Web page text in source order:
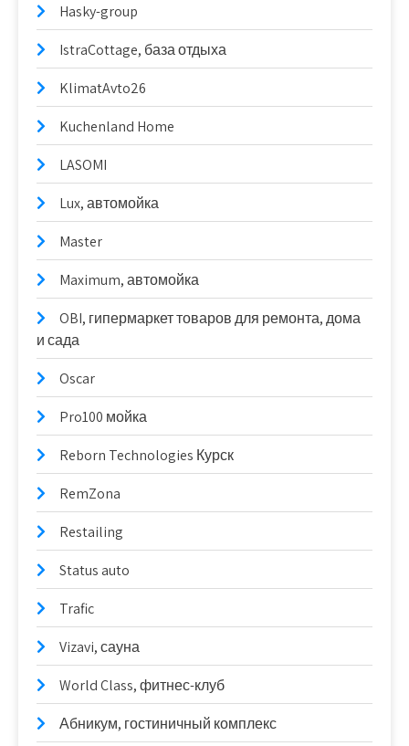
Hasky-group
IstraCottage, база отдыха
KlimatAvto26
Kuchenland Home
LASOMI
Lux, автомойка
Master
Maximum, автомойка
OBI, гипермаркет товаров для ремонта, дома
и сада
Oscar
Pro100 мойка
Reborn Technologies Курск
RemZona
Restailing
Status auto
Trafic
Vizavi, сауна
World Class, фитнес-клуб
Абникум, гостиничный комплекс